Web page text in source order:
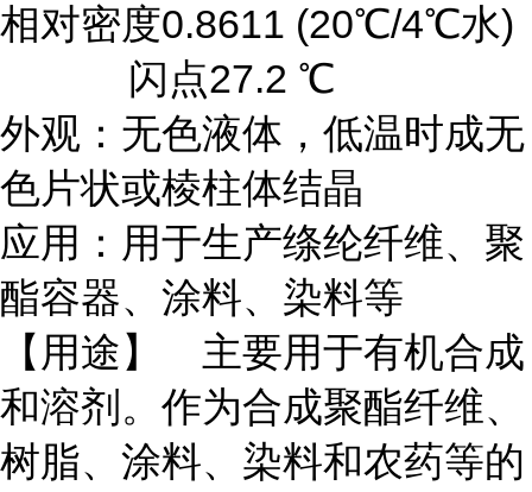
相对密度0.8611 (20℃/4℃水)
闪点27.2 ℃
外观：无色液体，低温时成无
色片状或棱柱体结晶
应用：用于生产绦纶纤维、聚
酯容器、涂料、染料等
【用途】 主要用于有机合成
和溶剂。作为合成聚酯纤维、
树脂、涂料、染料和农药等的